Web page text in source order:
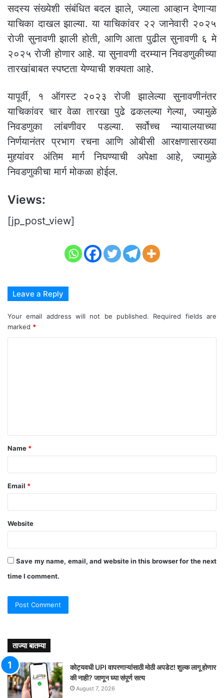
सदस्य संख्येशी संबंधित बदल झाले, ज्याला आव्हान देणाऱ्या
याचिका दाखल झाल्या. या याचिकांवर २२ जानेवारी २०२५
रोजी सुनावणी झाली होती, आणि आता पुढील सुनावणी ६ मे
२०२५ रोजी होणार आहे. या सुनावणी दरम्यान निवडणुकीच्या
तारखांबाबत स्पष्टता येण्याची शक्यता आहे.
यापूर्वी, १ ऑगस्ट २०२३ रोजी झालेल्या सुनावणीनंतर
याचिकांवर चार वेळा तारखा पुढे ढकलल्या गेल्या, ज्यामुळे
निवडणुका लांबणीवर पडल्या. सर्वोच्च न्यायालयाच्या
निर्णयानंतर प्रभाग रचना आणि ओबीसी आरक्षणासारख्या
मुद्द्यांवर अंतिम मार्ग निघण्याची अपेक्षा आहे, ज्यामुळे
निवडणुकीचा मार्ग मोकळा होईल.
Views:
[jp_post_view]
Leave a Reply
Your email address will not be published.
Required fields are
marked *
t
*
Name *
Email *
Website
Save my name, email, and website in this browser for the next
time I comment.
ताज्या बातम्या
कोट्यवधी UPI वापरणाऱ्यांसाठी मोठी अपडेट! शुल्क लागू होणार
की नाही? जाणून घ्या संपूर्ण सत्य
August 7, 2026